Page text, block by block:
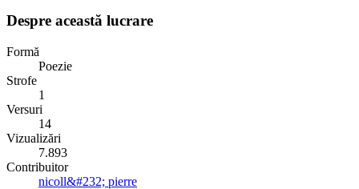
Despre această lucrare
Formă
Poezie
Strofe
1
Versuri
14
Vizualizări
7.893
Contribuitor
nicoll&#232; pierre